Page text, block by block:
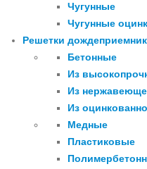
Чугунные
Чугунные
Решетки
Бетонные
Из
Из
Из
Медные
Пластиковые